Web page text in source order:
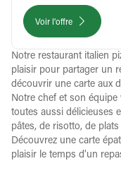
Voir l'offre
Notre restaurant italien
plaisir pour partager un
découvrir une carte aux
Notre chef et son
toutes aussi délicieuses
pâtes, de risotto, de
Découvrez une carte
plaisir le temps d’un